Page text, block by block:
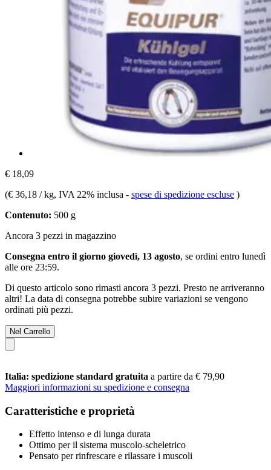
€ 18,09
(€ 36,18 / kg, IVA 22% inclusa - spese di spedizione escluse )
Contenuto: 500 g
Ancora 3 pezzi in magazzino
Consegna entro il giorno giovedì, 13 agosto, se ordini entro lunedì
alle ore 23:59.
Di questo articolo sono rimasti ancora 3 pezzi. Presto ne arriveranno
altri! La data di consegna potrebbe subire variazioni se vengono
ordinati più pezzi.
Nel Carrello
Italia: spedizione standard gratuita a partire da € 79,90
Maggiori informazioni su spedizione e consegna
Caratteristiche e proprietà
Effetto intenso e di lunga durata
Ottimo per il sistema muscolo-scheletrico
Pensato per rinfrescare e rilassare i muscoli